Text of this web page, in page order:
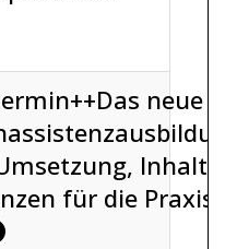
neue
für die Praxis